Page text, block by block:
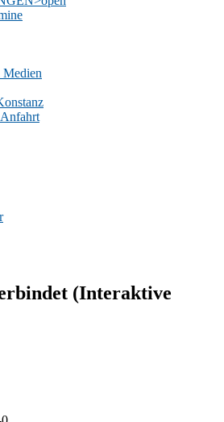
(Interaktive